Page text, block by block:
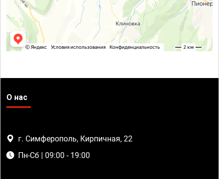
О нас
г. Симферополь, Кирпичная, 22
Пн-Сб | 09:00 - 19:00